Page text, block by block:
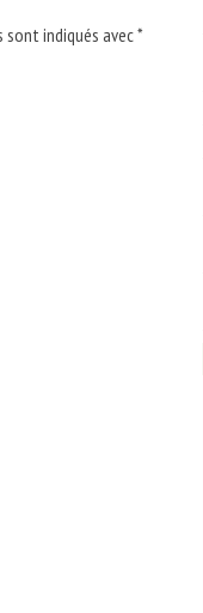
sont indiqués avec*